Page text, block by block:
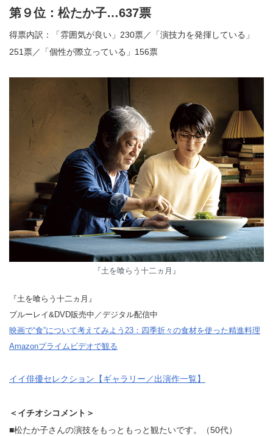
第９位：松たか子…637票
得票内訳：「雰囲気が良い」230票／「演技力を発揮している」
251票／「個性が際立っている」156票
『土を喰らう十二ヵ月』
『土を喰らう十二ヵ月』
ブルーレイ&DVD販売中／デジタル配信中
映画で“食”について考えてみよう23：四季折々の食材を使った精進料理
Amazonプライムビデオで観る
イイ俳優セレクション【ギャラリー／出演作一覧】
＜イチオシコメント＞
■松たか子さんの演技をもっともっと観たいです。（50代）